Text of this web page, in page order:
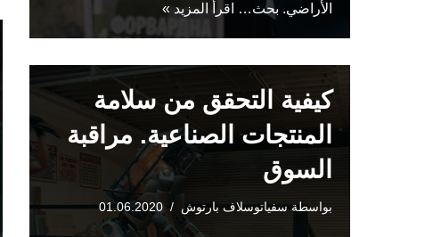
الأراضي. بحث…
اقرأ المزيد »
كيفية التحقق من سلامة
المنتجات الصناعية. مراقبة
السوق
بواسطة سفياتوسلاف بارتوش 01.06.2020